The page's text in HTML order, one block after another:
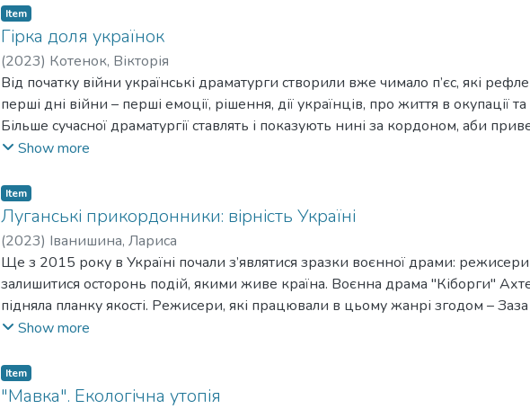
мають своїх знакових попередників на франківській сцені, здійснених у
Item
Гірка доля українок
(2023) Котенок, Вікторія
Від початку війни українські драматурги створили вже чимало п’єс, які
перші дні війни – перші емоції, рішення, дії українців, про життя в окупації
Більше сучасної драматургії ставлять і показують нині за кордоном, аби
болю і сприяти допомозі у війні з хижим агресором. Але й українські театри
зростає.
Show more
Item
Луганські прикордонники: вірність Україні
(2023) Іванишина, Лариса
Ще з 2015 року в Україні почали з’являтися зразки воєнної драми:
залишитися осторонь подій, якими живе країна. Воєнна драма "Кіборги"
підняла планку якості. Режисери, які працювали в цьому жанрі згодом –
Ященко, Мар’ян Бушан, – долучилися до творення художнього літопису
виконавцями ролей і консультантами ставали воїни ЗСУ.
Show more
Item
"Мавка". Екологічна утопія